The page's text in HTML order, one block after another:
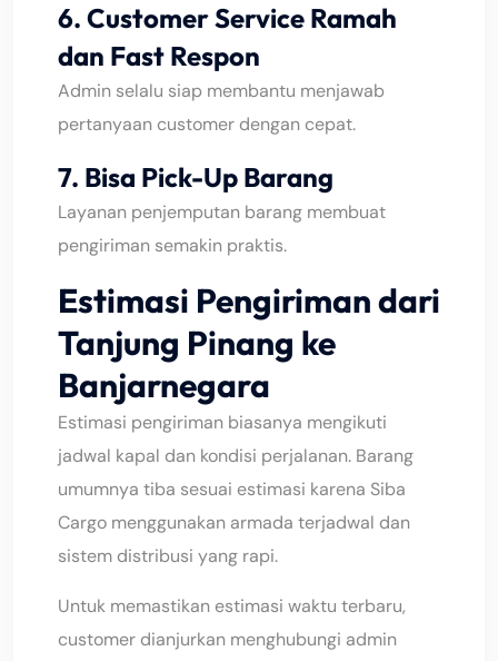
6. Customer Service Ramah
dan Fast Respon
Admin selalu siap membantu menjawab
pertanyaan customer dengan cepat.
7. Bisa Pick-Up Barang
Layanan penjemputan barang membuat
pengiriman semakin praktis.
Estimasi Pengiriman dari
Tanjung Pinang ke
Banjarnegara
Estimasi pengiriman biasanya mengikuti
jadwal kapal dan kondisi perjalanan. Barang
umumnya tiba sesuai estimasi karena Siba
Cargo menggunakan armada terjadwal dan
sistem distribusi yang rapi.
Untuk memastikan estimasi waktu terbaru,
customer dianjurkan menghubungi admin